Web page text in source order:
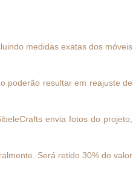
medidas exatas dos móveis
poderão resultar em reajuste de
envia fotos do projeto,
Será retido 30% do valor